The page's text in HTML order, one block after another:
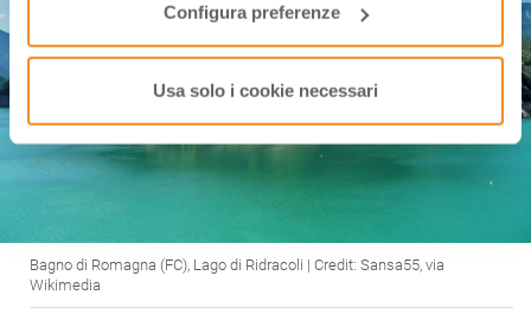
Configura preferenze
Usa solo i cookie necessari
Bagno di Romagna (FC), Lago di Ridracoli | Credit: Sansa55, via
Wikimedia